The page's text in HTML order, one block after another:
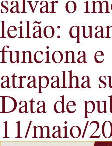
leilão:
funciona e
atrapalha
Data de
11/maio/